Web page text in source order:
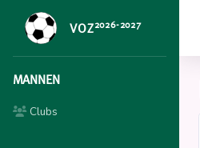
VOZ2026-2027
MANNEN
Clubs